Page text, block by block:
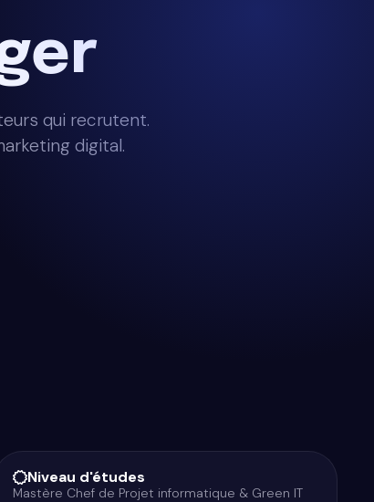
qui recrutent.
digital.
Niveau d'études
Mastère Chef de Projet informatique & Green IT